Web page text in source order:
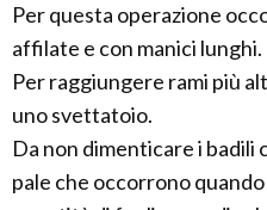
Per questa operazione
affilate e con manici lunghi.
Per raggiungere rami più
uno svettatoio.
Da non dimenticare i badili
pale che occorrono